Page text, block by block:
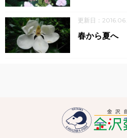
更新日：
春から夏へ